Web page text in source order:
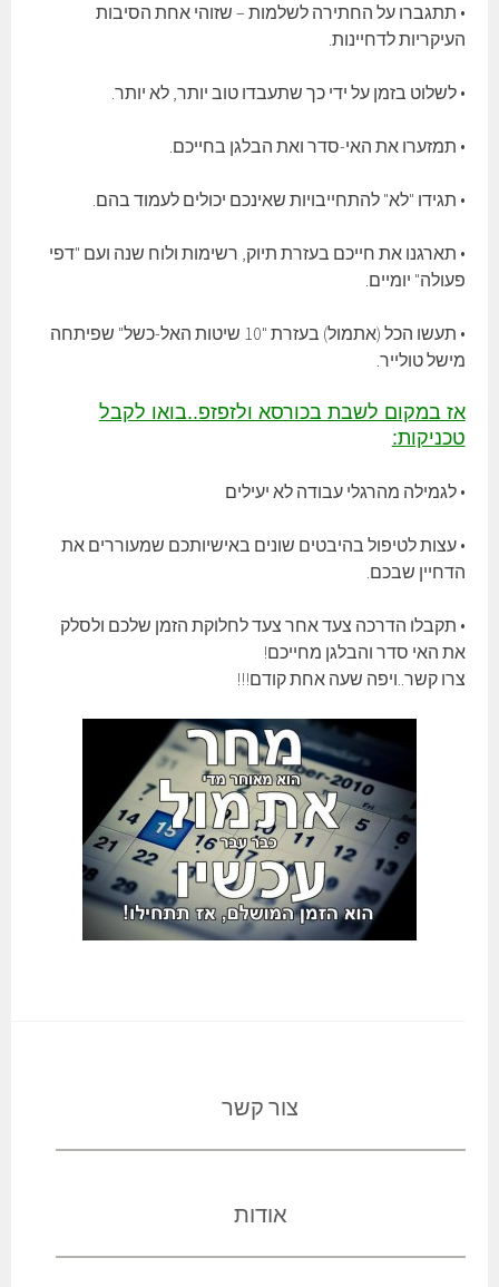
• תתגברו על החתירה לשלמות – שזוהי אחת הסיבות
העיקריות לדחיינות.
• לשלוט בזמן על ידי כך שתעבדו טוב יותר, לא יותר.
• תמזערו את האי-סדר ואת הבלגן בחייכם.
• תגידו "לא" להתחייבויות שאינכם יכולים לעמוד בהם.
• תארגנו את חייכם בעזרת תיוק, רשימות ולוח שנה ועם "דפי
פעולה" יומיים.
• תעשו הכל (אתמול) בעזרת "10 שיטות האל-כשל" שפיתחה
מישל טולייר.
אז במקום לשבת בכורסא ולזפזפ..בואו לקבל
טכניקות:
• לגמילה מהרגלי עבודה לא יעילים
• עצות לטיפול בהיבטים שונים באישיותכם שמעוררים את
הדחיין שבכם.
• תקבלו הדרכה צעד אחר צעד לחלוקת הזמן שלכם ולסלק
את האי סדר והבלגן מחייכם!
צרו קשר..ויפה שעה אחת קודם!!!
צור קשר
אודות